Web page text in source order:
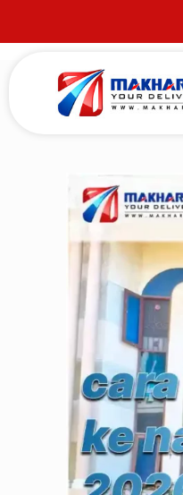
Published by